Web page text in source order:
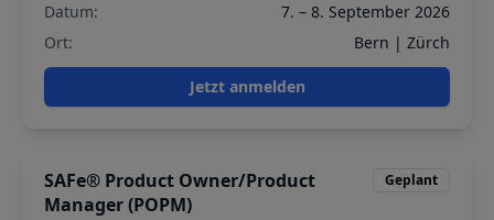
Datum:
7. – 8. September 2026
Ort:
Bern | Zürch
Jetzt anmelden
SAFe® Product Owner/Product
Manager (POPM)
Geplant